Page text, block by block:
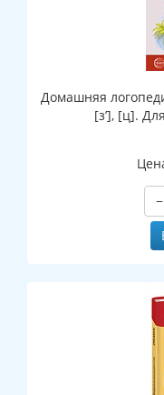
Домашняя
[з’], [ц].
−